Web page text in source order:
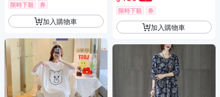
限時下殺 券
加入購物車
限時下殺 券
加入購物車